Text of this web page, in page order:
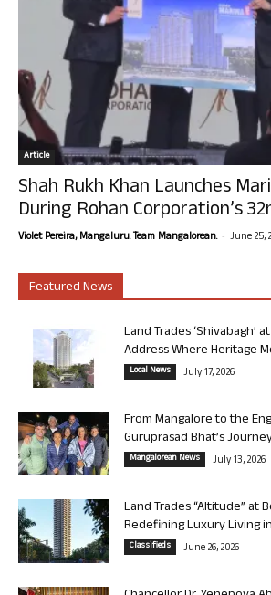
Article
Shah Rukh Khan Launches
During Rohan Corporation’s
Violet Pereira, Mangaluru. Team Mangalorean. - June 25,
Featured News
Land Trades ‘Shivabagh’
Address Where Heritage
Local News July 17, 2026
From Mangalore to the
Guruprasad Bhat’s
Mangalorean News July 13, 2026
Land Trades “Altitude” at
Redefining Luxury Living
Classifieds June 26, 2026